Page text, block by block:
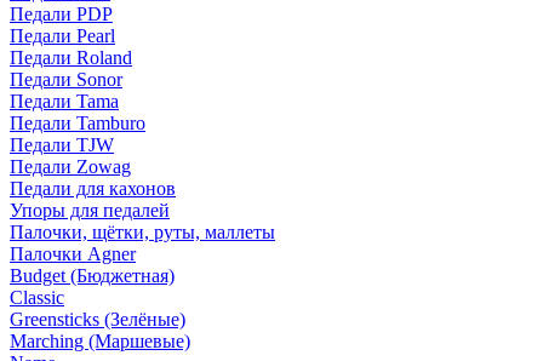
Педали PDP
Педали Pearl
Педали Roland
Педали Sonor
Педали Tama
Педали Tamburo
Педали TJW
Педали Zowag
Педали для кахонов
Упоры для педалей
Палочки, щётки, руты, маллеты
Палочки Agner
Budget (Бюджетная)
Classic
Greensticks (Зелёные)
Marching (Маршевые)